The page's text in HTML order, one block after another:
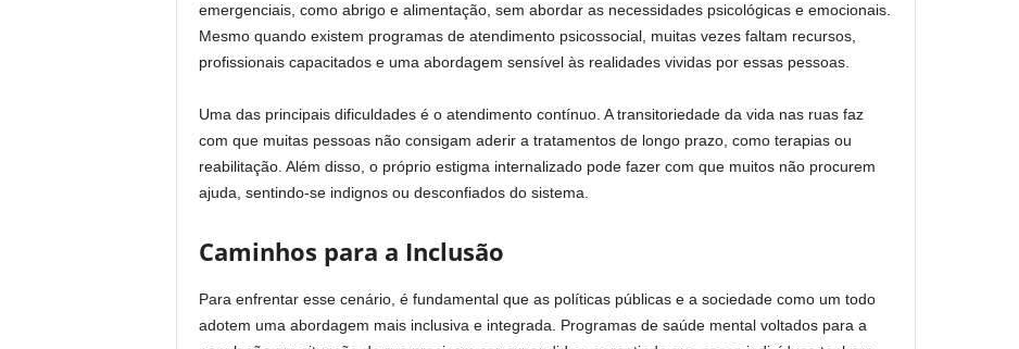
emergenciais, como abrigo e alimentação, sem abordar as necessidades psicológicas e emocionais.
Mesmo quando existem programas de atendimento psicossocial, muitas vezes faltam recursos,
profissionais capacitados e uma abordagem sensível às realidades vividas por essas pessoas.
Uma das principais dificuldades é o atendimento contínuo. A transitoriedade da vida nas ruas faz
com que muitas pessoas não consigam aderir a tratamentos de longo prazo, como terapias ou
reabilitação. Além disso, o próprio estigma internalizado pode fazer com que muitos não procurem
ajuda, sentindo-se indignos ou desconfiados do sistema.
Caminhos para a Inclusão
Para enfrentar esse cenário, é fundamental que as políticas públicas e a sociedade como um todo
adotem uma abordagem mais inclusiva e integrada. Programas de saúde mental voltados para a